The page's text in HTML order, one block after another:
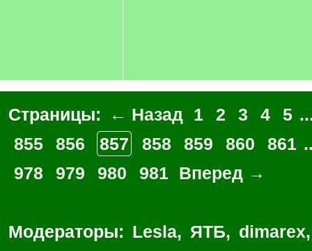
Страницы: ← Назад 1 2 3 4 5
855
856 857 858 859 860 861
978
979 980 981 Вперед →
Модераторы: Lesla, ЯТБ, dimarex